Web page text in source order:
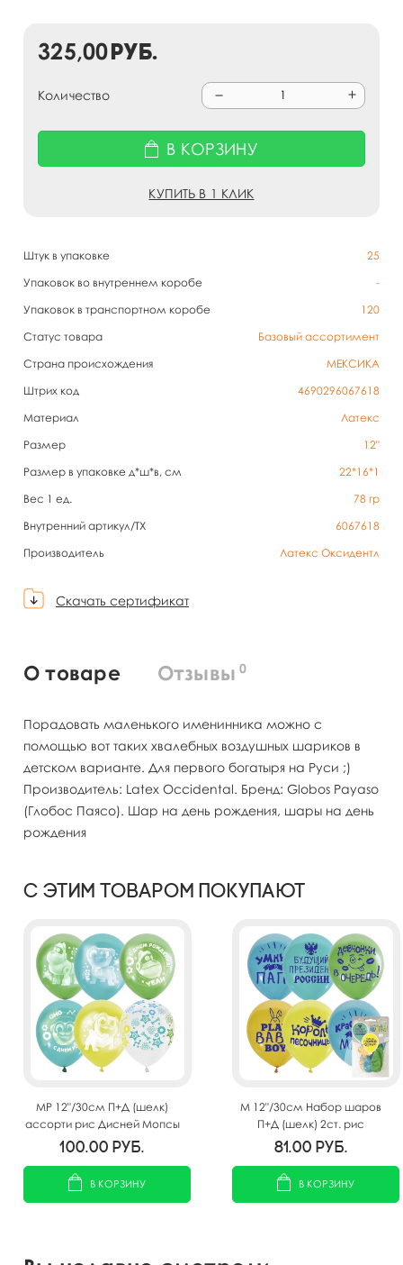
Штук в упаковке
25
Упаковок во внутреннем коробе
-
Упаковок в транспортном коробе
120
Статус товара
Базовый ассортимент
Страна происхождения
МЕКСИКА
Штрих код
4690296067618
Материал
Латекс
Размер
12"
Размер в упаковке д*ш*в, см
22*16*1
Вес 1 ед.
78 гр
Внутренний артикул/TX
6067618
Производитель
Латекс Оксидентл
Скачать сертификат
325,00руб.
Количество
В КОРЗИНУ
КУПИТЬ В 1 КЛИК
О товаре Отзывы 0
Порадовать маленького именинника можно с
помощью вот таких хвалебных воздушных шариков в
детском варианте. Для первого богатыря на Руси ;)
Производитель: Latex Occidental. Бренд: Globos Payaso
(Глобос Паясо). Шар на день рождения, шары на день
рождения
С этим товаром покупают
MP 12"/30см П+Д (шелк)
ассорти рис Дисней Мопсы
для мальчиков СДР 25шт
100.00 руб.
В КОРЗИНУ
M 12"/30см Набор шаров
П+Д (шелк) 2ст. рис
Хвалебные для мальчиков
81.00 руб.
В КОРЗИНУ